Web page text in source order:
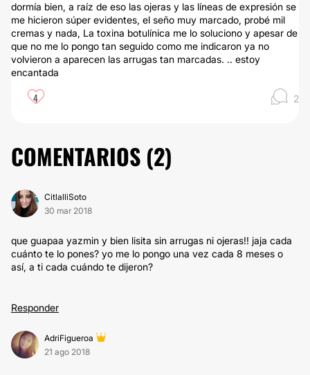
dormía bien, a raíz de eso las ojeras y las líneas de expresión se
me hicieron súper evidentes, el seño muy marcado, probé mil
cremas y nada, La toxina botulínica me lo soluciono y apesar de
que no me lo pongo tan seguido como me indicaron ya no
volvieron a aparecen las arrugas tan marcadas. .. estoy
encantada
4 2
COMENTARIOS (2)
CitlalliSoto
30 mar 2018
que guapaa yazmin y bien lisita sin arrugas ni ojeras!! jaja cada
cuánto te lo pones? yo me lo pongo una vez cada 8 meses o
así, a ti cada cuándo te dijeron?
Responder
AdriFigueroa
21 ago 2018